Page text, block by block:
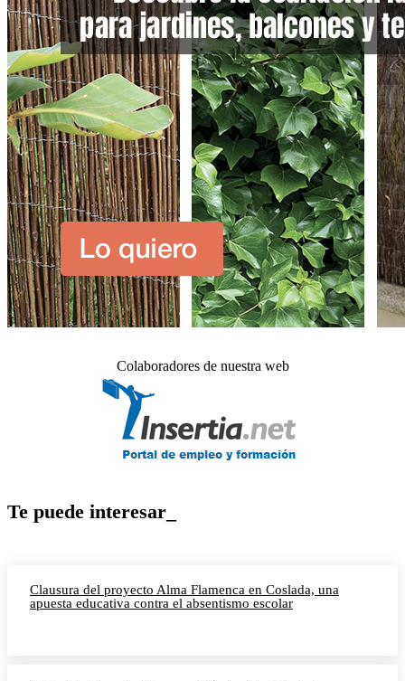
Colaboradores de nuestra web
Te puede interesar_
Clausura del proyecto Alma Flamenca en Coslada, una
apuesta educativa contra el absentismo escolar